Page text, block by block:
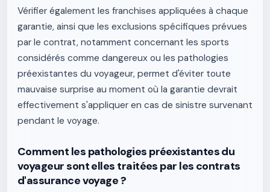
Vérifier également les franchises appliquées à chaque
garantie, ainsi que les exclusions spécifiques prévues
par le contrat, notamment concernant les sports
considérés comme dangereux ou les pathologies
préexistantes du voyageur, permet d'éviter toute
mauvaise surprise au moment où la garantie devrait
effectivement s'appliquer en cas de sinistre survenant
pendant le voyage.
Comment les pathologies préexistantes du
voyageur sont elles traitées par les contrats
d'assurance voyage ?